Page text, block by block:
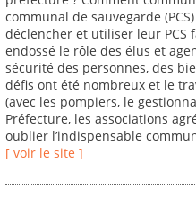
communal de sauvegarde
déclencher et utiliser leur PCS
endossé le rôle des élus et
sécurité des personnes, des
défis ont été nombreux et le
(avec les pompiers, le
Préfecture, les associations
oublier l’indispensable
[ voir le site ]